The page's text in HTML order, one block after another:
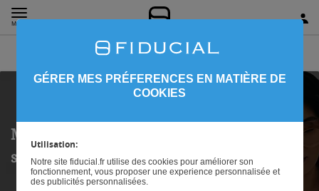
MENU
Mutuelle santé : les changements attendus
sur 2024
SOMMAIRE
GÉRER MES PRÉFERENCES EN MATIÈRE DE
COOKIES
Utilisation:
Notre site fiducial.fr utilise des cookies pour améliorer son
fonctionnement, vous proposer une experience personnalisée et
des publicités personnalisées.